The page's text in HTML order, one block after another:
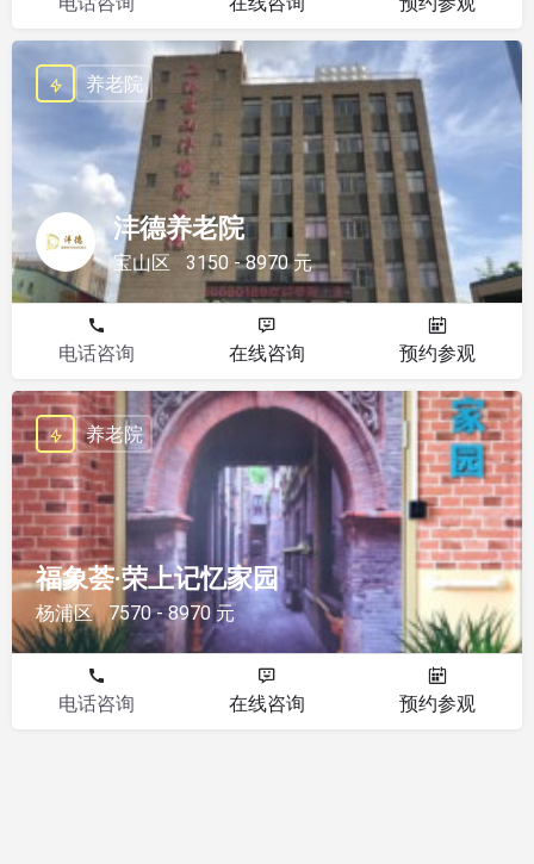
沣德养老院
宝山区 3150 - 8970 元
养老院
电话咨询 在线咨询 预约参观
福象荟·荣上记忆家园
杨浦区 7570 - 8970 元
养老院
电话咨询 在线咨询 预约参观